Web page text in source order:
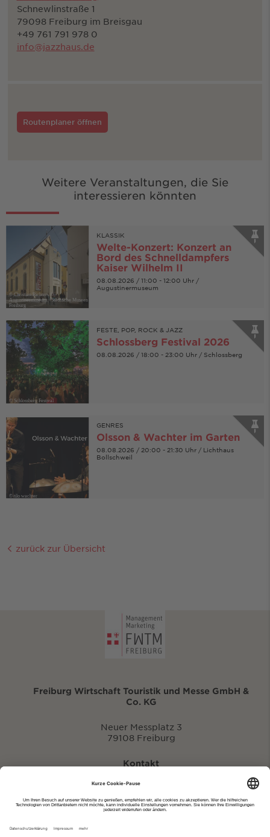
Schnewlinstraße 1
79098 Freiburg im Breisgau
+49 761 791 978 0
info@jazzhaus.de
Routenplaner öffnen
Weitere Veranstaltungen, die Sie
interessieren könnten
© Christian Richters ©
Augustinermuseum - Städtische Museen
Freiburg
KLASSIK
Welte-Konzert: Konzert an
Bord des Schnelldampfers
Kaiser Wilhelm II
08.08.2026 / 11:00 - 12:00 Uhr /
Augustinermuseum
© Schlossberg Festival
FESTE, POP, ROCK & JAZZ
Schlossberg Festival 2026
08.08.2026 / 18:00 - 23:00 Uhr / Schlossberg
© tilo wachter
GENRES
Olsson & Wachter im Garten
08.08.2026 / 20:00 - 21:30 Uhr / Lichthaus
Bollschweil
zurück zur Übersicht
Freiburg Wirtschaft Touristik und Messe GmbH &
Co. KG
Neuer Messplatz 3
79108 Freiburg
Kontakt
eventportal@fwtm.de